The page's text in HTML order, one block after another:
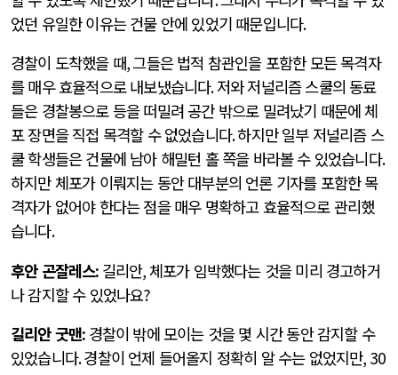
었던 유일한 이유는 건물 안에 있었기 때문입니다.
경찰이 도착했을 때,그들은 법적 참관인을 포함한 모든 목격자
를 매우 효율적으로 내보냈습니다.저와 저널리즘 스쿨의 동료
들은 경찰봉으로 등을 떠밀려 공간 밖으로 밀려났기 때문에 체
포 장면을 직접 목격할 수 없었습니다.하지만 일부 저널리즘 스
쿨 학생들은 건물에 남아 해밀턴 홀 쪽을 바라볼 수 있었습니다.
하지만 체포가 이뤄지는 동안 대부분의 언론 기자를 포함한 목
격자가 없어야 한다는 점을 매우 명확하고 효율적으로 관리했
습니다.
후안 곤잘레스: 길리안,체포가 임박했다는 것을 미리 경고하거
나 감지할 수 있었나요?
길리안 굿맨: 경찰이 밖에 모이는 것을 몇 시간 동안 감지할 수
있었습니다.경찰이 언제 들어올지 정확히 알 수는 없었지만, 30